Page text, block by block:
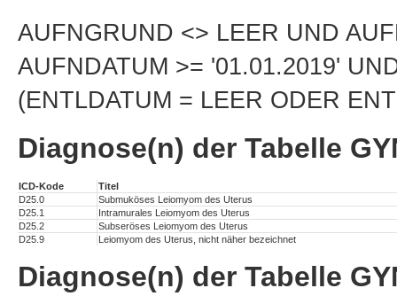
AUFNGRUND <> LEER UND
AUFNDATUM >= '01.01.2019'
(ENTLDATUM = LEER ODER
Diagnose(n) der Tabelle
ICD-Kode
Titel
D25.0
Submuköses Leiomyom des Uterus
D25.1
Intramurales Leiomyom des Uterus
D25.2
Subseröses Leiomyom des Uterus
D25.9
Leiomyom des Uterus, nicht näher bezeichnet
Diagnose(n) der Tabelle